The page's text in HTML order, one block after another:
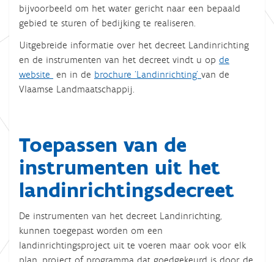
bijvoorbeeld om het water gericht naar een bepaald
gebied te sturen of bedijking te realiseren.
Uitgebreide informatie over het decreet Landinrichting
en de instrumenten van het decreet vindt u op de
website en in de brochure ‘Landinrichting’ van de
Vlaamse Landmaatschappij.
Toepassen van de
instrumenten uit het
landinrichtingsdecreet
De instrumenten van het decreet Landinrichting,
kunnen toegepast worden om een
landinrichtingsproject uit te voeren maar ook voor elk